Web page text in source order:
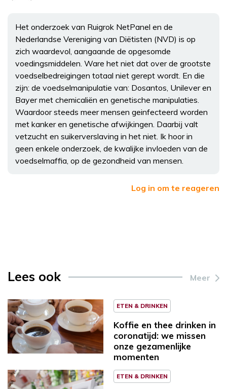
Het onderzoek van Ruigrok NetPanel en de
Nederlandse Vereniging van Diëtisten (NVD) is op
zich waardevol, aangaande de opgesomde
voedingsmiddelen. Ware het niet dat over de grootste
voedselbedreigingen totaal niet gerept wordt. En die
zijn: de voedselmanipulatie van: Dosantos, Unilever en
Bayer met chemicaliën en genetische manipulaties.
Waardoor steeds meer mensen geinfecteerd worden
met kanker en genetische afwijkingen. Daarbij valt
vetzucht en suikerverslaving in het niet. Ik hoor in
geen enkele onderzoek, de kwalijke invloeden van de
voedselmaffia, op de gezondheid van mensen.
Log in om te reageren
Lees ook Meer
ETEN & DRINKEN
Koffie en thee drinken in
coronatijd: we missen
onze gezamenlijke
momenten
ETEN & DRINKEN